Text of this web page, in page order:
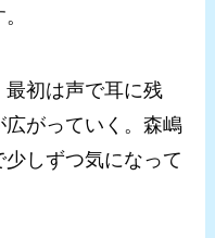
最初は声で耳に残
広がっていく。森嶋
しずつ気になって